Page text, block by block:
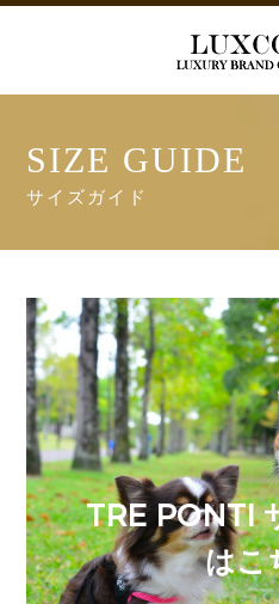
SIZE GUIDE
サイズガイド
TRE PONTI
はこ